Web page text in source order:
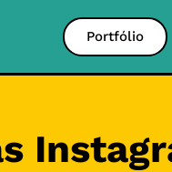
Portfólio